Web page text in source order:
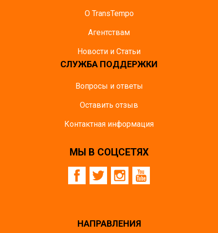
О TransTempo
Агентствам
Новости и Статьи
СЛУЖБА ПОДДЕРЖКИ
Вопросы и ответы
Оставить отзыв
Контактная информация
МЫ В СОЦСЕТЯХ
НАПРАВЛЕНИЯ